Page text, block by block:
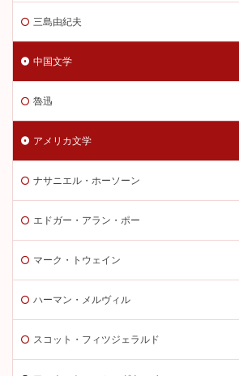
三島由紀夫
中国文学
魯迅
アメリカ文学
ナサニエル・ホーソーン
エドガー・アラン・ポー
マーク・トウェイン
ハーマン・メルヴィル
スコット・フィツジェラルド